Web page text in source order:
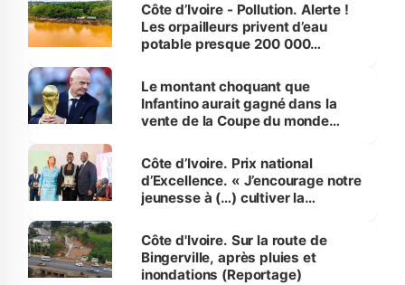
Côte d’Ivoire - Pollution. Alerte !
Les orpailleurs privent d’eau
potable presque 200 000
Le montant choquant que
Infantino aurait gagné dans la
vente de la Coupe du monde
Côte d’Ivoire. Prix national
d’Excellence. « J’encourage notre
jeunesse à (…) cultiver la
(Alassane Ouattara
Côte d'Ivoire. Sur la route de
Bingerville, après pluies et
inondations (Reportage)